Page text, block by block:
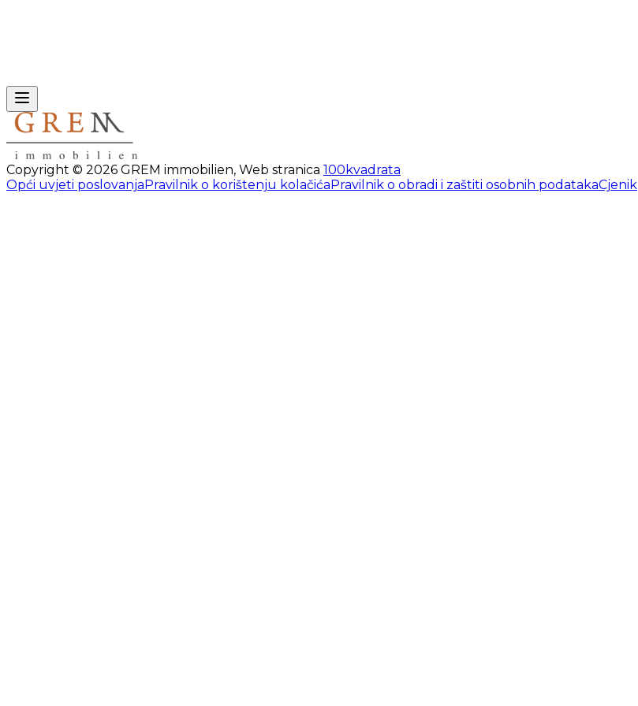
Copyright © 2026 GREM immobilien, Web stranica 100kvadrata
Opći uvjeti poslovanjaPravilnik o korištenju kolačićaPravilnik o obradi i zaštiti osobnih podatakaCjenik